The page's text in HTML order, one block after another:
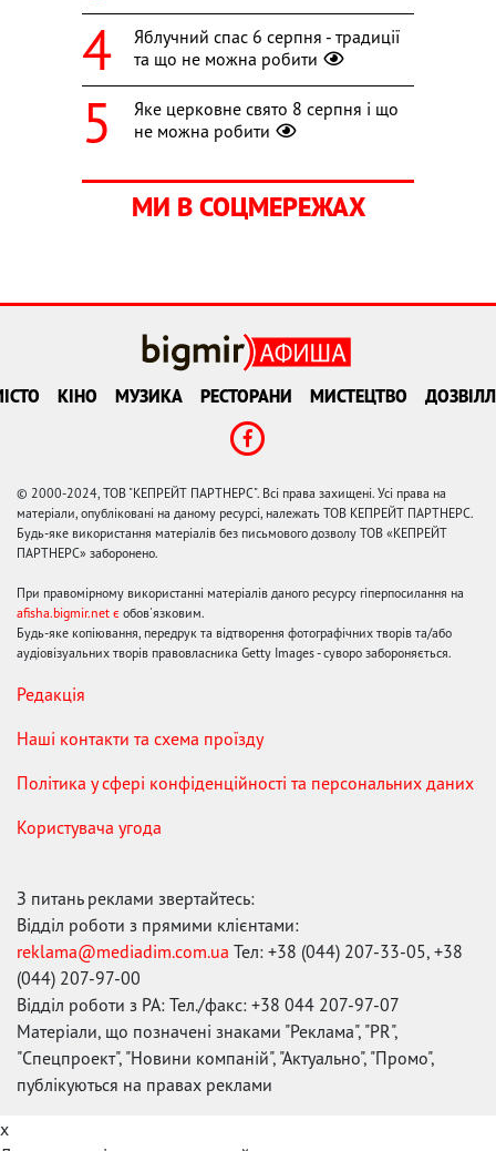
Яблучний спас 6 серпня - традиції
та що не можна робити
Яке церковне свято 8 серпня і що
не можна робити
МИ В СОЦМЕРЕЖАХ
КІНО МУЗИКА РЕСТОРАНИ МИСТЕЦТВО
© 2000-2024, ТОВ "КЕПРЕЙТ ПАРТНЕРС". Всі права захищені. Усі права на
матеріали, опубліковані на даному ресурсі, належать ТОВ КЕПРЕЙТ ПАРТНЕРС.
Будь-яке використання матеріалів без письмового дозволу ТОВ «КЕПРЕЙТ
ПАРТНЕРС» заборонено.
При правомірному використанні матеріалів даного ресурсу гіперпосилання на
afisha.bigmir.net є обов'язковим.
Будь-яке копіювання, передрук та відтворення фотографічних творів та/або
аудіовізуальних творів правовласника Getty Images - суворо забороняється.
Редакція
Наші контакти та схема проїзду
Політика у сфері конфіденційності та персональних даних
Користувача угода
З питань реклами звертайтесь:
Відділ роботи з прямими клієнтами:
reklama@mediadim.com.ua Тел: +38 (044) 207-33-05, +38
(044) 207-97-00
Відділ роботи з РА: Тел./факс: +38 044 207-97-07
Матеріали, що позначені знаками "Реклама", "PR",
"Спецпроект", "Новини компаній", "Актуально", "Промо",
публікуються на правах реклами
x